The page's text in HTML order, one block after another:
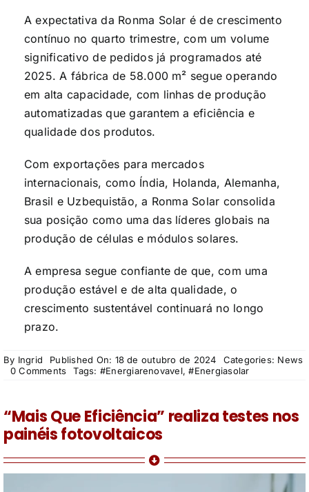
A expectativa da Ronma Solar é de crescimento
contínuo no quarto trimestre, com um volume
significativo de pedidos já programados até
2025. A fábrica de 58.000 m² segue operando
em alta capacidade, com linhas de produção
automatizadas que garantem a eficiência e
qualidade dos produtos.
Com exportações para mercados
internacionais, como Índia, Holanda, Alemanha,
Brasil e Uzbequistão, a Ronma Solar consolida
sua posição como uma das líderes globais na
produção de células e módulos solares.
A empresa segue confiante de que, com uma
produção estável e de alta qualidade, o
crescimento sustentável continuará no longo
prazo.
By Ingrid Published On: 18 de outubro de 2024 Categories: News
0 Commentson
recordes
de
produção
terceiro
Tags: #Energiarenovavel,#Energiasolar
“Mais Que Eficiência” realiza testes nos
painéis fotovoltaicos